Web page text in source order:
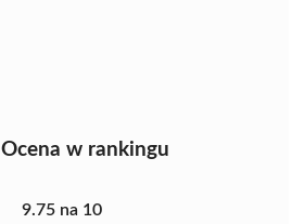
Ocena w rankingu
9.75 na 10